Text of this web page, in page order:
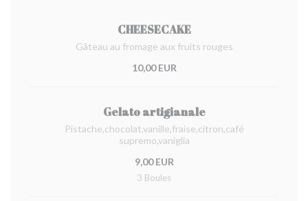
CHEESECAKE
Gâteau au fromage aux fruits rouges
10,00 EUR
Gelato artigianale
Pistache,chocolat,vanille,fraise,citron,café
supremo,vaniglia
9,00 EUR
3 Boules